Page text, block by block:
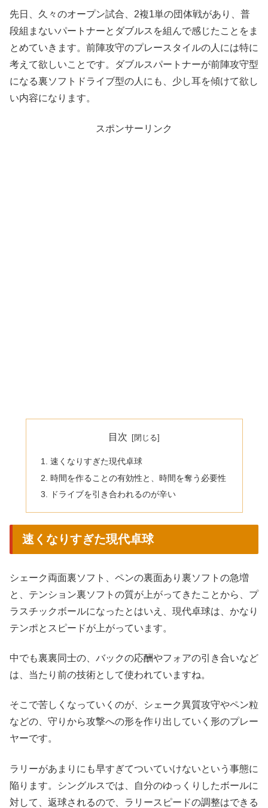
先日、久々のオープン試合、2複1単の団体戦があり、普
段組まないパートナーとダブルスを組んで感じたことをま
とめていきます。前陣攻守のプレースタイルの人には特に
考えて欲しいことです。ダブルスパートナーが前陣攻守型
になる裏ソフトドライブ型の人にも、少し耳を傾けて欲し
い内容になります。
スポンサーリンク
目次
速くなりすぎた現代卓球
時間を作ることの有効性と、時間を奪う必要性
ドライブを引き合われるのが辛い
速くなりすぎた現代卓球
シェーク両面裏ソフト、ペンの裏面あり裏ソフトの急増
と、テンション裏ソフトの質が上がってきたことから、プ
ラスチックボールになったとはいえ、現代卓球は、かなり
テンポとスピードが上がっています。
中でも裏裏同士の、バックの応酬やフォアの引き合いなど
は、当たり前の技術として使われていますね。
そこで苦しくなっていくのが、シェーク異質攻守やペン粒
などの、守りから攻撃への形を作り出していく形のプレー
ヤーです。
ラリーがあまりにも早すぎてついていけないという事態に
陥ります。シングルスでは、自分のゆっくりしたボールに
対して、返球されるので、ラリースピードの調整はできる